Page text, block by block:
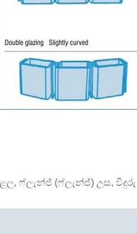
ෆ්ලැන්ජ් (ෆ්ලැන්ජ්) උස,